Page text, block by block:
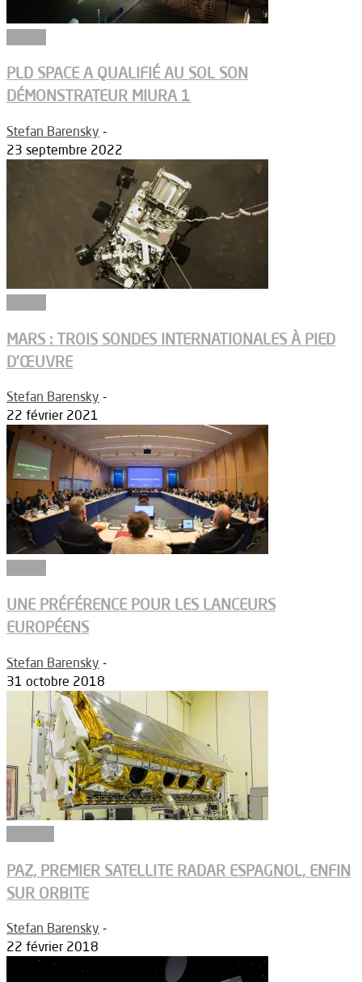
PLD SPACE A QUALIFIÉ AU SOL SON
DÉMONSTRATEUR MIURA 1
Stefan Barensky -
23 septembre 2022
MARS : TROIS SONDES INTERNATIONALES À PIED
D’ŒUVRE
Stefan Barensky -
22 février 2021
UNE PRÉFÉRENCE POUR LES LANCEURS
EUROPÉENS
Stefan Barensky -
31 octobre 2018
PAZ, PREMIER SATELLITE RADAR ESPAGNOL, ENFIN
SUR ORBITE
Stefan Barensky -
22 février 2018